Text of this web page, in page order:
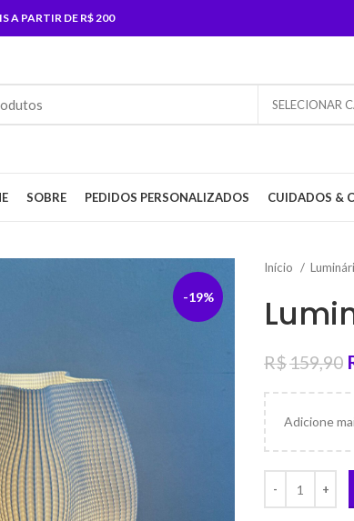
A PARTIR DE R$ 200
SELECIONAR
SOBRE PEDIDOS PERSONALIZADOS CUIDADOS &
-19%
Início
R$159,90
Adicione